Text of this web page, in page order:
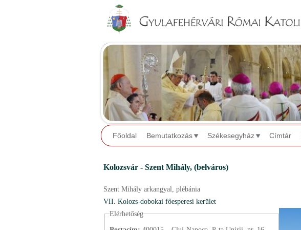
Főoldal Bemutatkozás Székesegyház Címtár
Kolozsvár - Szent Mihály, (belváros)
Szent Mihály arkangyal, plébánia
VII. Kolozs-dobokai főesperesi kerület
Elérhetőség